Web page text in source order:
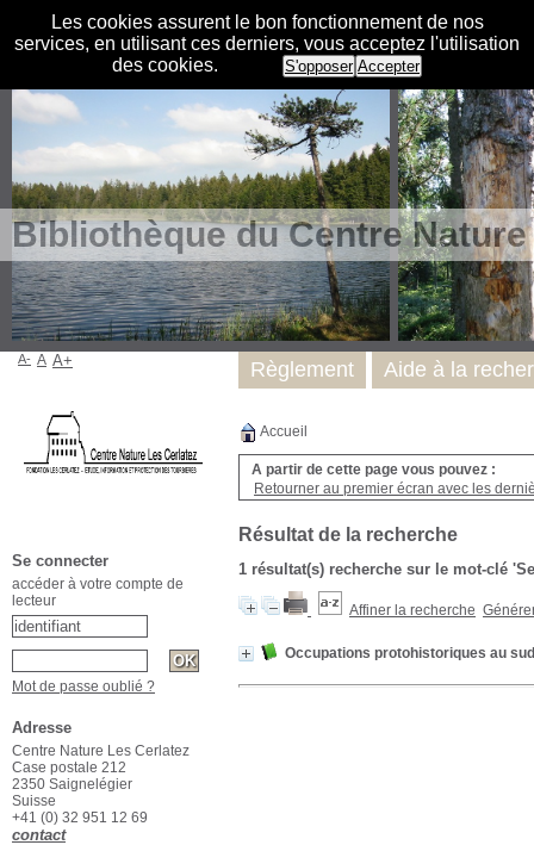
Les cookies assurent le bon fonctionnement de nos
services, en utilisant ces derniers, vous acceptez l'utilisation
des cookies.
S'opposer Accepter
Bibliothèque du Centre
Accueil
A partir de cette page vous pouvez :
Retourner au premier écran avec les
Résultat de la recherche
1 résultat(s) recherche sur le mot-clé
Affiner la recherche
Occupations protohistoriques au
Règlement Aide à la
A- A A+
Se connecter
accéder à votre compte de
lecteur
Mot de passe oublié ?
Adresse
Centre Nature Les Cerlatez
Case postale 212
2350 Saignelégier
Suisse
+41 (0) 32 951 12 69
contact